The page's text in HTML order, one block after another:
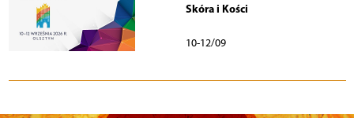
Skóra i Kości
10-12/09